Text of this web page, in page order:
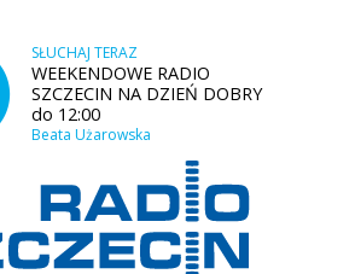
SŁUCHAJ TERAZ
WEEKENDOWE RADIO
SZCZECIN NA DZIEŃ DOBRY
do 12:00
Beata Użarowska